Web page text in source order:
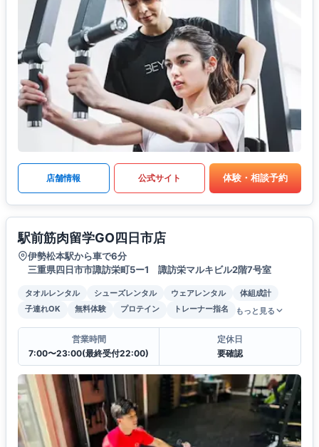
店舗情報 公式サイト 体験・相談予約
駅前筋肉留学GO四日市店
伊勢松本駅から車で6分
三重県四日市市諏訪栄町5ー1 諏訪栄マルキビル2階7号室
タオルレンタル シューズレンタル ウェアレンタル
体組成計
子連れOK
無料体験 プロテイン トレーナー指名 もっと見る
営業時間
7:00〜23:00(最終受付22:00)
定休日
要確認